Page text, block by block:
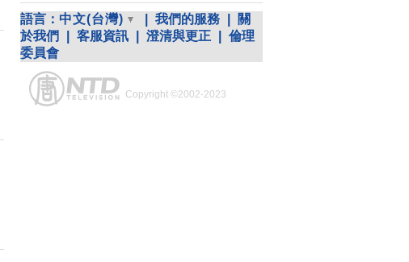
語言： 中文(台灣) 我們的服務
關
於我們
客服資訊 澄清與更正
倫理
委員會
Copyright ©2002-2023